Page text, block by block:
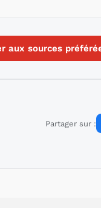
aux sources
Partager sur :